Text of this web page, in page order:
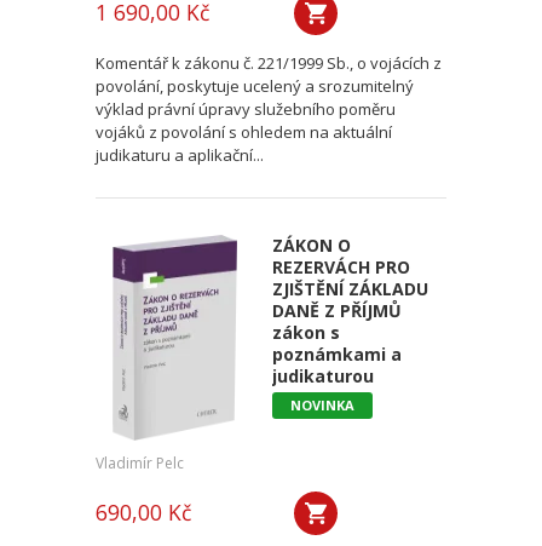
1 690,00 Kč
Komentář k zákonu č. 221/1999 Sb., o vojácích z
povolání, poskytuje ucelený a srozumitelný
výklad právní úpravy služebního poměru
vojáků z povolání s ohledem na aktuální
judikaturu a aplikační...
ZÁKON O
REZERVÁCH PRO
ZJIŠTĚNÍ ZÁKLADU
DANĚ Z PŘÍJMŮ
zákon s
poznámkami a
judikaturou
NOVINKA
Vladimír Pelc
690,00 Kč